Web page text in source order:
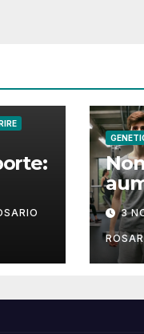
3